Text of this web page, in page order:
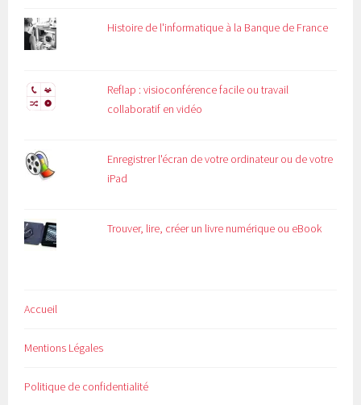
Histoire de l'informatique à la Banque de France
Reflap : visioconférence facile ou travail
collaboratif en vidéo
Enregistrer l'écran de votre ordinateur ou de votre
iPad
Trouver, lire, créer un livre numérique ou eBook
Accueil
Mentions Légales
Politique de confidentialité